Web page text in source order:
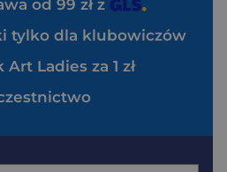
od 99 zł z
tylko dla klubowiczów
Ladies za 1 zł